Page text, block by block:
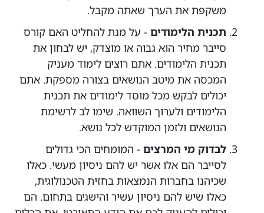
משקפת את הערך שאתה מקבל.
תכנית הלימודים - על מנת להחליט האם קורס
סייבר מחיר הוא גבוה או מוצדק, יש לבחון את
תכנית הלימודים. אתם רוצים לימוד מעניק
המכסה את מיטב הנושאים בצורה מספקת. אתם
יכולים לבקש מכל מוסד לימודים את תכנית
הלימודים ולערוך השוואה. שימו לב לרשימת
הנושאים ולזמן המוקדש לכל נושא.
לבדוק מי המרצים - המומחים הכי גדולים
לסייבר הם אלו אשר יש להם ניסיון מעשי. כאלו
שכיהנו בחברות הנמצאות בחזית הטכנולוגית,
כאלו שיש להם ניסיון עשיר והישגים בתחום. הם